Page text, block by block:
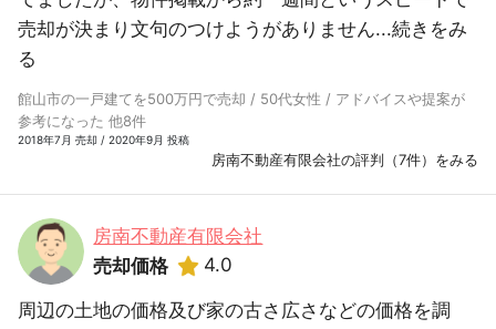
売却が決まり文句のつけようがありません...続きをみ
る
館山市の一戸建てを500万円で売却 / 50代女性 / アドバイスや提案が
参考になった 他8件
2018年7月 売却 / 2020年9月 投稿
房南不動産有限会社の評判（7件）をみる
房南不動産有限会社
売却価格
4.0
周辺の土地の価格及び家の古さ広さなどの価格を調